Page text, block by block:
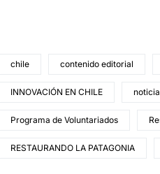
chile contenido editorial
INNOVACIÓN EN CHILE
Programa de Voluntariados
RESTAURANDO LA PATAGONIA